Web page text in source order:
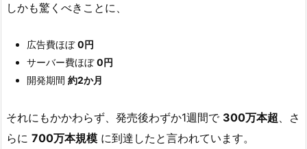
しかも驚くべきことに、
広告費ほぼ0円
サーバー費ほぼ0円
開発期間 約2か月
それにもかかわらず、発売後わずか1週間で 300万本超 、さ
らに 700万本規模 に到達したと言われています。